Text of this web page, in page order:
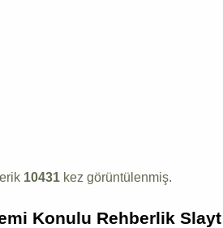
10431 kez görüntülenmiş.
Konulu Rehberlik